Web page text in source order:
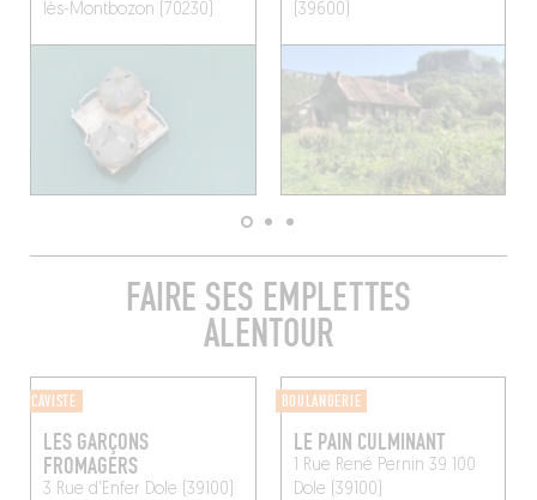
lès-Montbozon (70230)
(39600)
FAIRE SES EMPLETTES
ALENTOUR
CAVISTE
LES GARÇONS
FROMAGERS
3 Rue d'Enfer Dole (39100)
BOULANGERIE
LE PAIN CULMINANT
1 Rue René Pernin 39 100
Dole (39100)